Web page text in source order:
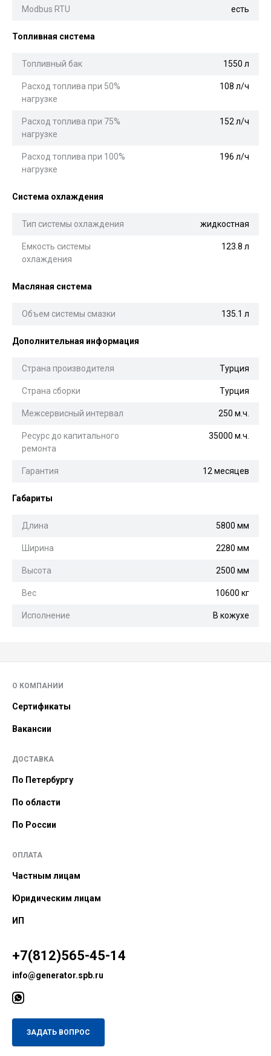
Modbus RTU есть
Топливная система
Топливный бак 1550 л
Расход топлива при 50%
нагрузке
108 л/ч
Расход топлива при 75%
нагрузке
152 л/ч
Расход топлива при 100%
нагрузке
196 л/ч
Система охлаждения
Тип системы охлаждения жидкостная
Емкость системы
охлаждения
123.8 л
Масляная система
Объем системы смазки 135.1 л
Дополнительная информация
Страна производителя Турция
Страна сборки Турция
Межсервисный интервал 250 м.ч.
Ресурс до капитального
ремонта
35000 м.ч.
Гарантия 12 месяцев
Габариты
Длина 5800 мм
Ширина 2280 мм
Высота 2500 мм
Вес 10600 кг
Исполнение В кожухе
О КОМПАНИИ
Сертификаты
Вакансии
ДОСТАВКА
По Петербургу
По области
По России
ОПЛАТА
Частным лицам
Юридическим лицам
ИП
+7(812)565-45-14
info@generator.spb.ru
ЗАДАТЬ ВОПРОС